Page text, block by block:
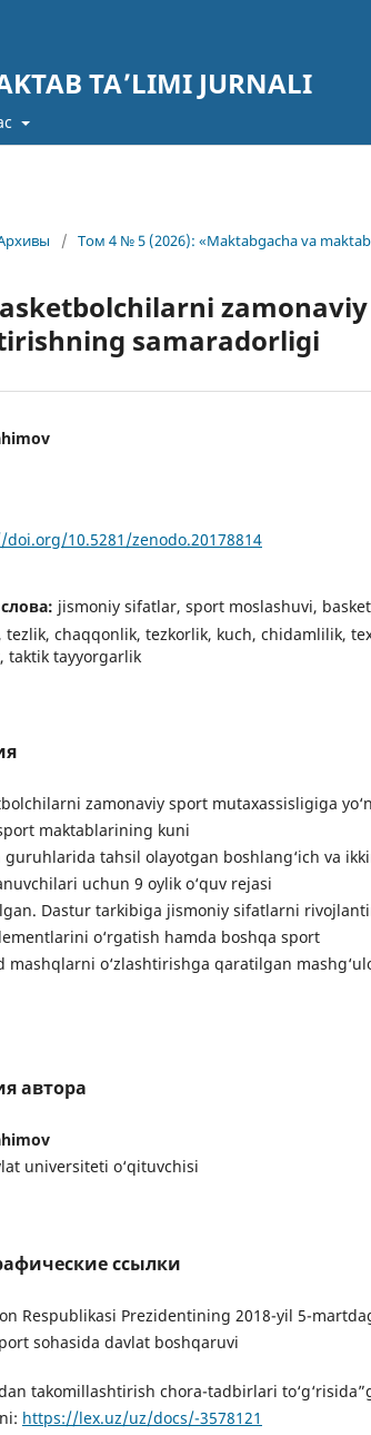
TA’LIMI JURNALI
/ Том 4 № 5 (2026): «Maktabgacha va
samaradorligi
10.5281/zenodo.20178814
jismoniy sifatlar, sport moslashuvi,
chaqqonlik, tezkorlik, kuch, chidamlilik,
taktik tayyorgarlik
zamonaviy sport mutaxassisligiga
maktablarining kuni
tahsil olayotgan boshlang‘ich va
uchun 9 oylik o‘quv rejasi
Dastur tarkibiga jismoniy sifatlarni
o‘rgatish hamda boshqa sport
mashqlarni o‘zlashtirishga qaratilgan
автора
universiteti o‘qituvchisi
ссылки
Respublikasi Prezidentining 2018-yil 5-
sohasida davlat boshqaruvi
takomillashtirish chora-tadbirlari
https://lex.uz/uz/docs/-3578121